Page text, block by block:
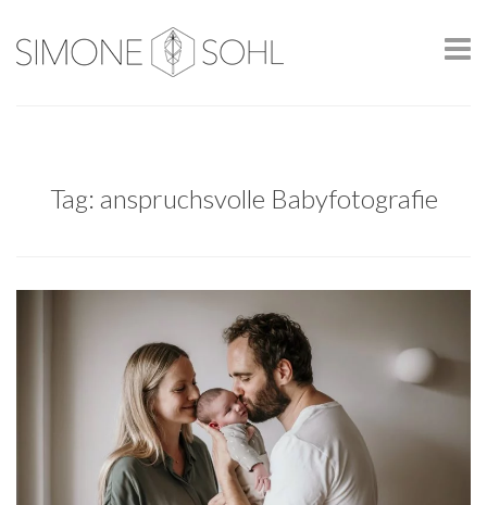
Tag: anspruchsvolle Babyfotografie